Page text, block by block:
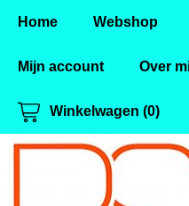
Home Webshop
Mijn account Over
Winkelwagen (0)